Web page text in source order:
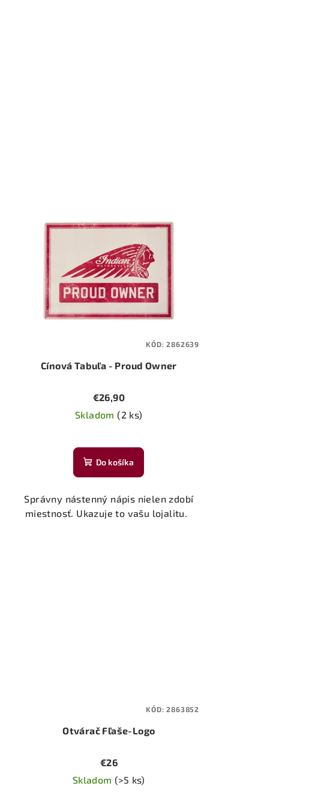
Cínová Tabuľa - Proud Owner
€26,90
Skladom(2 ks)
hodnotenie
produktu
je
5,0
Do košíka
Správny nástenný nápis nielen zdobí
miestnosť. Ukazuje to vašu lojalitu.
KÓD:2862639
Otvárač Fľaše-Logo
€26
Skladom(>5 ks)
KÓD:2863852